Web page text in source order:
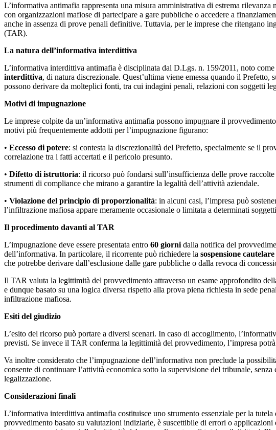
L’informativa antimafia rappresenta una misura amministrativa di estrema
con organizzazioni mafiose di partecipare a gare pubbliche o accedere a
anche in assenza di prove penali definitive. Tuttavia, per le imprese che ritengano
(TAR).
La natura dell’informativa interdittiva
L’informativa interdittiva antimafia è disciplinata dal D.Lgs. n. 159/2011, noto
interdittiva, di natura discrezionale. Quest’ultima viene emessa quando il
possono derivare da molteplici fonti, tra cui indagini penali, relazioni con soggetti
Motivi di impugnazione
Le imprese colpite da un’informativa antimafia possono impugnare il
motivi più frequentemente addotti per l’impugnazione figurano:
• Eccesso di potere: si contesta la discrezionalità del Prefetto, specialmente se il
correlazione tra i fatti accertati e il pericolo presunto.
• Difetto di istruttoria: il ricorso può fondarsi sull’insufficienza delle prove
strumenti di compliance che mirano a garantire la legalità dell’attività aziendale.
• Violazione del principio di proporzionalità: in alcuni casi, l’impresa può
l’infiltrazione mafiosa appare meramente occasionale o limitata a determinati
Il procedimento davanti al TAR
L’impugnazione deve essere presentata entro 60 giorni dalla notifica del
dell’informativa. In particolare, il ricorrente può richiedere la sospensione cautelare
che potrebbe derivare dall’esclusione dalle gare pubbliche o dalla revoca di
Il TAR valuta la legittimità del provvedimento attraverso un esame approfondito
e dunque basato su una logica diversa rispetto alla prova piena richiesta in sede
infiltrazione mafiosa.
Esiti del giudizio
L’esito del ricorso può portare a diversi scenari. In caso di accoglimento,
previsti. Se invece il TAR conferma la legittimità del provvedimento, l’impresa
Va inoltre considerato che l’impugnazione dell’informativa non preclude la
consente di continuare l’attività economica sotto la supervisione del tribunale,
legalizzazione.
Considerazioni finali
L’informativa interdittiva antimafia costituisce uno strumento essenziale per la
provvedimento basato su valutazioni indiziarie, è suscettibile di errori o